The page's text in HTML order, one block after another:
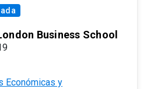
Business School
Económicas y